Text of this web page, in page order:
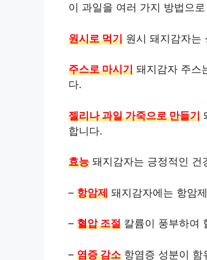
이 과일을 여러 가지 방법으
원시로 먹기 원시 돼지감자는
주스로 마시기 돼지감자 주스
다.
젤리나 과일 가죽으로 만들기
합니다.
효능 돼지감자는 긍정적인 건
– 항암제 돼지감자에는 항암
– 혈압 조절 칼륨이 풍부하여
– 염증 감소 항염증 성분이 함